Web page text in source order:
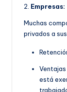
2. Empresas:
Muchas
privados a
está